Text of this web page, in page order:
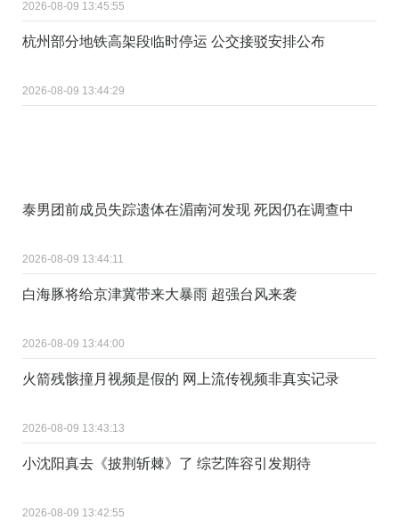
2026-08-09 13:45:55
杭州部分地铁高架段临时停运 公交接驳安排公布
2026-08-09 13:44:29
泰男团前成员失踪遗体在湄南河发现 死因仍在调查中
2026-08-09 13:44:11
白海豚将给京津冀带来大暴雨 超强台风来袭
2026-08-09 13:44:00
火箭残骸撞月视频是假的 网上流传视频非真实记录
2026-08-09 13:43:13
小沈阳真去《披荆斩棘》了 综艺阵容引发期待
2026-08-09 13:42:55